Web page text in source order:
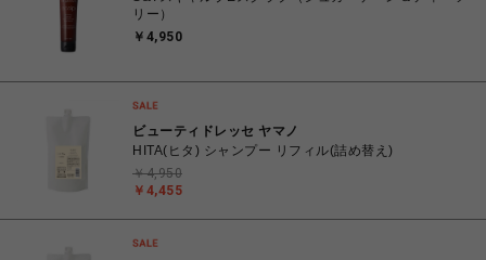
リー）
￥4,950
ビューティドレッセ ヤマノ
HITA(ヒタ) シャンプー リフィル(詰め替え)
￥4,455
￥4,950